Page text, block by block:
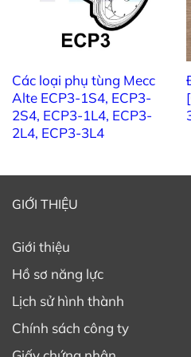
Nắp cao su – (107)
Phương án BC: Cầu chỉnh
(SKB25-08)
Tùy chọn BC: Stator với CB (115/
Tùy chọn BC: Thiết bị đầu
Tùy chọn BC: Giá đỡ cầu
Tùy chọn BC: Cầu chì 10A
Các loại phụ tùng Mecc
Alte ECP3-1S4, ECP3-
2S4, ECP3-1L4, ECP3-
2L4, ECP3-3L4
GIỚI THIỆU
Giới thiệu
Hồ sơ năng lực
Lịch sử hình thành
Chính sách công ty